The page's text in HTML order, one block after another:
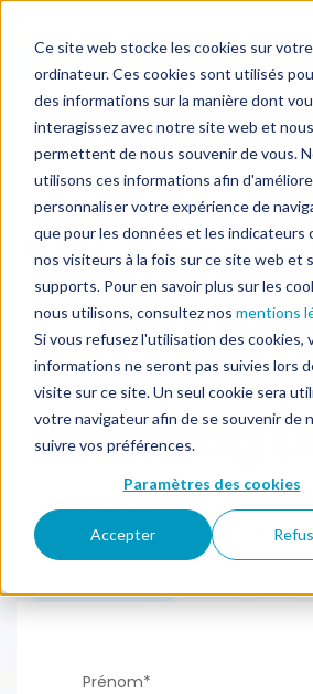
Ce site web stocke les cookies sur votre
ordinateur. Ces cookies sont utilisés
des informations sur la manière dont
interagissez avec notre site web et nous
permettent de nous souvenir de vous.
utilisons ces informations afin
personnaliser votre expérience de
que pour les données et les indicateurs
nos visiteurs à la fois sur ce site web et
supports. Pour en savoir plus sur les
nous utilisons, consultez nos mentions
Si vous refusez l'utilisation des cookies,
informations ne seront pas suivies lors
visite sur ce site. Un seul cookie sera
votre navigateur afin de se souvenir de
suivre vos préférences.
Paramètres des cookies
Accepter
technique
Cashmag
Une fois le formulaire rempli,
technique du
Prénom*